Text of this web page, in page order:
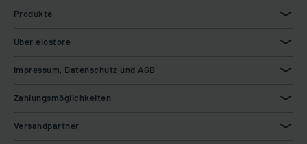
Produkte
Über elostore
Impressum, Datenschutz und AGB
Zahlungsmöglichkeiten
Versandpartner